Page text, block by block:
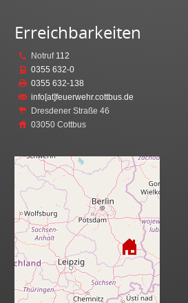
Erreichbarkeiten
Notruf 112
0355 632-0
0355 632-138
info[at]feuerwehr.cottbus.de
Dresdener Straße 46
03050 Cottbus